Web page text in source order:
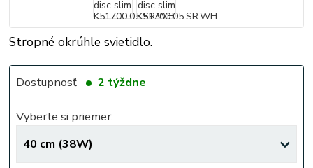
Stropné okrúhle svietidlo.
Dostupnosť 2 týždne
Vyberte si priemer: